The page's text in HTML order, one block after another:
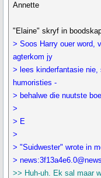
Annette
"Elaine" skryf in
> Soos Harry ouer word,
agterkom jy
> lees kinderfantasie
humoristies -
> behalwe die nuutste
>
> E
>
> "Suidwester" wrote in
>
>> Huh-uh. Ek sal maar